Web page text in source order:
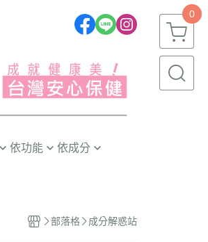
0
依功能 依成分
魚油/藻油(DHA/EPA)
部落格 成分解惑站